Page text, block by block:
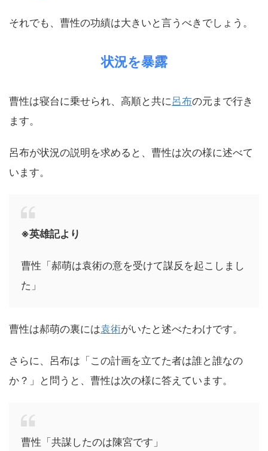
それでも、曹性の功績は大きいと言うべきでしょう。
状況を暴露
曹性は寝台に乗せられ、高順と共に呂布の元まで行き
ます。
呂布が状況の説明を求めると、曹性は次の様に述べて
います。
※英雄記より
曹性「郝萌は袁術の意を受けて謀反を起こしまし
た」
曹性は郝萌の裏には袁術がいたと述べたわけです。
さらに、呂布は「この計画を立てた者は誰と誰なの
か？」と問うと、曹性は次の様に答えています。
曹性「共謀したのは陳宮です」